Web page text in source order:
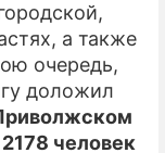
а также
очередь,
доложил
человек